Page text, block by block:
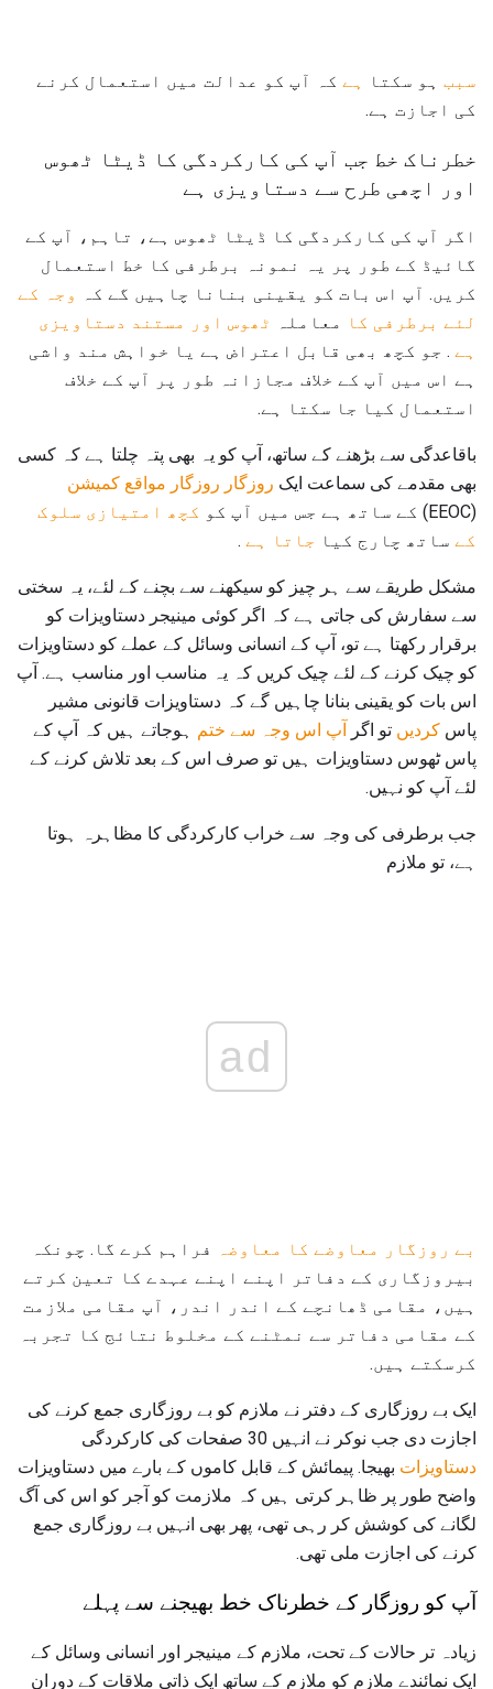
سبب ہو سکتا ہے کہ آپ کو عدالت میں استعمال کرنے
کی اجازت ہے.
خطرناک خط جب آپ کی کارکردگی کا ڈیٹا ٹھوس
اور اچھی طرح سے دستاویزی ہے
اگر آپ کی کارکردگی کا ڈیٹا ٹھوس ہے، تاہم، آپ کے
گائیڈ کے طور پر یہ نمونہ برطرفی کا خط استعمال
کریں. آپ اس بات کو یقینی بنانا چاہیں گے کہ وجہ کے
لئے برطرفی کا معاملہ ٹھوس اور مستند دستاویزی
ہے . جو کچھ بھی قابل اعتراض ہے یا خواہش مند واشی
ہے اس میں آپ کے خلاف مجازانہ طور پر آپ کے خلاف
استعمال کیا جا سکتا ہے.
باقاعدگی سے بڑھنے کے ساتھ، آپ کو یہ بھی پتہ چلتا ہے کہ کسی
بھی مقدمے کی سماعت ایک روزگار روزگار مواقع کمیشن
(EEOC) کے ساتھ ہے جس میں آپ کو
کچھ امتیازی سلوک
کے ساتھ چارج کیا جاتا ہے .
مشکل طریقے سے ہر چیز کو سیکھنے سے بچنے کے لئے، یہ سختی
سے سفارش کی جاتی ہے کہ اگر کوئی مینیجر دستاویزات کو
برقرار رکھتا ہے تو، آپ کے انسانی وسائل کے عملے کو دستاویزات
کو چیک کرنے کے لئے چیک کریں کہ یہ مناسب اور مناسب ہے. آپ
اس بات کو یقینی بنانا چاہیں گے کہ دستاویزات قانونی مشیر
پاس کردیں تو اگر آپ اس وجہ سے ختم ہوجاتے ہیں کہ آپ کے
پاس ٹھوس دستاویزات ہیں تو صرف اس کے بعد تلاش کرنے کے
لئے آپ کو نہیں.
جب برطرفی کی وجہ سے خراب کارکردگی کا مظاہرہ ہوتا
ہے، تو ملازم
ad
بے روزگار معاوضے کا معاوضہ فراہم کرے گا. چونکہ
بیروزگاری کے دفاتر اپنے اپنے عہدے کا تعین کرتے
ہیں، مقامی ڈھانچے کے اندر اندر، آپ مقامی ملازمت
کے مقامی دفاتر سے نمٹنے کے مخلوط نتائج کا تجربہ
کرسکتے ہیں.
ایک بے روزگاری کے دفتر نے ملازم کو بے روزگاری جمع کرنے کی
اجازت دی جب نوکر نے انہیں 30 صفحات کی کارکردگی
دستاویزات بھیجا. پیمائش کے قابل کاموں کے بارے میں دستاویزات
واضح طور پر ظاہر کرتی ہیں کہ ملازمت کو آجر کو اس کی آگ
لگانے کی کوشش کر رہی تھی، پھر بھی انہیں بے روزگاری جمع
کرنے کی اجازت ملی تھی.
آپ کو روزگار کے خطرناک خط بھیجنے سے پہلے
زیادہ تر حالات کے تحت، ملازم کے مینیجر اور انسانی وسائل کے
ایک نمائندے ملازم کو ملازم کے ساتھ ایک ذاتی ملاقات کے دوران